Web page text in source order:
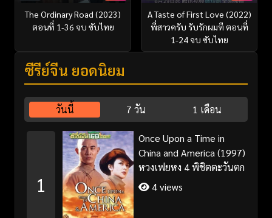
The Ordinary Road (2023)
ตอนที่ 1-36 จบ ซับไทย
A Taste of First Love (2022)
พี่สาวครับ รับรักผมที ตอนที่
1-24 จบ ซับไทย
ซีรี่ย์จีน ยอดนิยม
วันนี้ 7 วัน 1 เดือน
1
Once Upon a Time in
China and America (1997)
หวงเฟยหง 4 พิชิตตะวันตก
4 views